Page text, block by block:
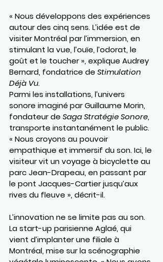
« Nous développons des expériences
autour des cinq sens. L’idée est de
visiter Montréal par l’immersion, en
stimulant la vue, l’ouïe, l’odorat, le
goût et le toucher », explique Audrey
Bernard, fondatrice de Stimulation
Déjà Vu.
Parmi les installations, l’univers
sonore imaginé par Guillaume Morin,
fondateur de Saga Stratégie Sonore,
transporte instantanément le public.
« Nous croyons au pouvoir
empathique et immersif du son. Ici, le
visiteur vit un voyage à bicyclette au
parc Jean-Drapeau, en passant par
le pont Jacques-Cartier jusqu’aux
rives du fleuve », décrit-il.
L’innovation ne se limite pas au son.
La start-up parisienne Aglaé, qui
vient d’implanter une filiale à
Montréal, mise sur la scénographie